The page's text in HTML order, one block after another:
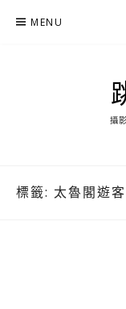
MENU
攝
標籤: 太魯閣遊